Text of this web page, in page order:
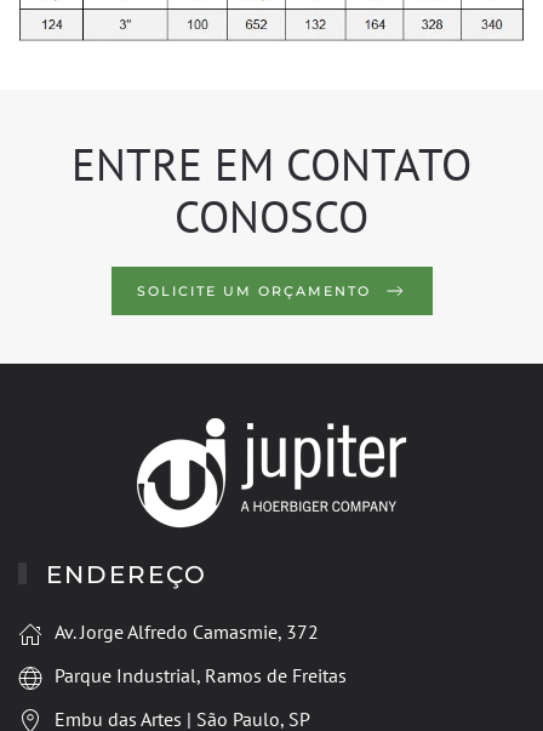
ENTRE EM CONTATO
CONOSCO
SOLICITE UM ORÇAMENTO
ENDEREÇO
Av. Jorge Alfredo Camasmie, 372
Parque Industrial, Ramos de Freitas
Embu das Artes | São Paulo, SP